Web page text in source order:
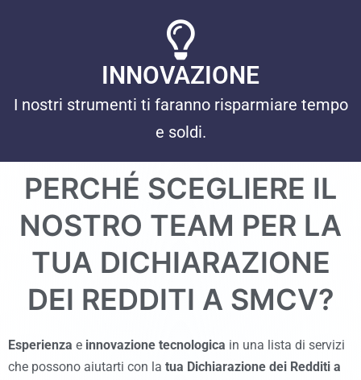
INNOVAZIONE
I nostri strumenti ti faranno risparmiare tempo
e soldi.
PERCHÉ SCEGLIERE IL
NOSTRO TEAM PER LA
TUA DICHIARAZIONE
DEI REDDITI A SMCV?
Esperienza e innovazione tecnologica in una lista di servizi
che possono aiutarti con la tua Dichiarazione dei Redditi a